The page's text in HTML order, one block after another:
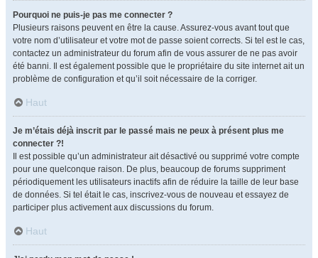
Pourquoi ne puis-je pas me connecter ?
Plusieurs raisons peuvent en être la cause. Assurez-vous avant tout que
votre nom d’utilisateur et votre mot de passe soient corrects. Si tel est le cas,
contactez un administrateur du forum afin de vous assurer de ne pas avoir
été banni. Il est également possible que le propriétaire du site internet ait un
problème de configuration et qu’il soit nécessaire de la corriger.
Haut
Je m’étais déjà inscrit par le passé mais ne peux à présent plus me
connecter ?!
Il est possible qu’un administrateur ait désactivé ou supprimé votre compte
pour une quelconque raison. De plus, beaucoup de forums suppriment
périodiquement les utilisateurs inactifs afin de réduire la taille de leur base
de données. Si tel était le cas, inscrivez-vous de nouveau et essayez de
participer plus activement aux discussions du forum.
Haut